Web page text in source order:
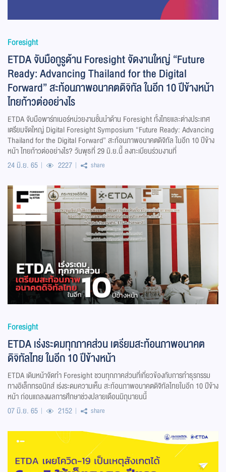
Foresight
ETDA จับมือกูรูด้าน Foresight จัดงานใหญ่ “Future
Ready: Advancing Thailand for the Digital
Forward” สะท้อนภาพอนาคตดิจิทัล ในอีก 10 ปีข้างหน้า
ไทยก้าวต่ออย่างไร
ETDA จับมือพาร์ทเนอร์หน่วยงานชั้นนำด้าน Foresight ทั้งไทยและต่างประเทศ
เตรียมจัดใหญ่ Digital Foresight Symposium “Future Ready: Advancing
Thailand for the Digital Forward” สะท้อนภาพอนาคตดิจิทัล ในอีก 10 ปีข้าง
หน้า ไทยก้าวต่ออย่างไร? วันพุธที่ 29 มิ.ย.นี้ ลงทะเบียนร่วมงานที่
24 มิ.ย. 65
2227 share
Foresight
ETDA เร่งระดมทุกภาคส่วน เตรียมสะท้อนภาพอนาคต
ดิจิทัลไทย ในอีก 10 ปีข้างหน้า
ETDA เดินหน้าจัดทำ Foresight ชวนทุกภาคส่วนที่เกี่ยวข้องกับการทำธุรกรรม
ทางอิเล็กทรอนิกส์ เร่งระดมความเห็น สะท้อนภาพอนาคตดิจิทัลไทยในอีก 10 ปีข้าง
หน้า ก่อนแถลงผลการศึกษาช่วงปลายเดือนมิถุนายนนี้
07 มิ.ย. 65
2152 share